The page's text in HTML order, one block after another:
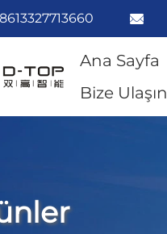
Ana Sayfa
Bize Ulaşın